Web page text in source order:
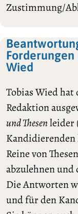
Zustimmung/
Forderungen
Wied
Tobias Wied hat
Redaktion
und Thesenleider
Reine von
abzulehnen und
Die Antworten
und für den